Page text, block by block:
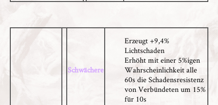
Schwächere
Erzeugt +9,4%
Lichtschaden
Erhöht mit einer 5%igen
Wahrscheinlichkeit alle
60s die Schadensresistenz
von Verbündeten um 15%
für 10s